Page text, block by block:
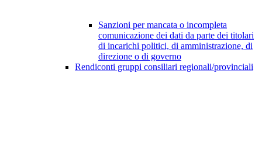
Sanzioni per mancata o incompleta
comunicazione dei dati da parte dei titolari
di incarichi politici, di amministrazione, di
direzione o di governo
Rendiconti gruppi consiliari regionali/provinciali